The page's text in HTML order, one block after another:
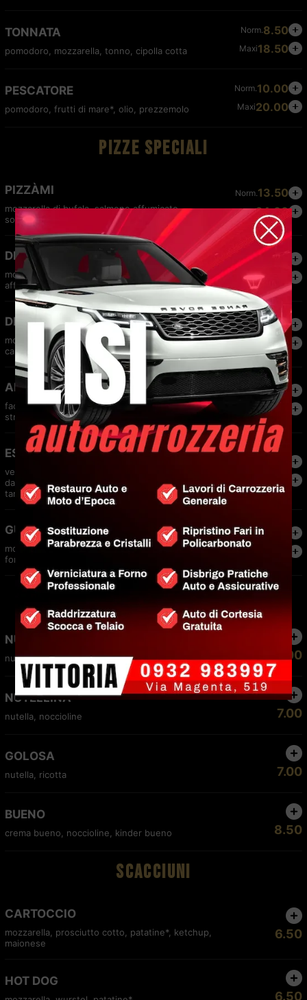
TONNATA
pomodoro, mozzarella, tonno, cipolla cotta
Norm.8.50
Maxi18.50
PESCATORE
pomodoro, frutti di mare*, olio, prezzemolo
Norm.10.00
Maxi20.00
PIZZE SPECIALI
PIZZÀMI
mozzarella di bufala, salmone affumicato,
soncino, philadelphia, granella di pistacchio
Norm.13.50
Maxi24.00
DELICATA
mozzarella, crema di carciofi, porcini, provola
affumicata, guanciale, fonduta di pecorino
Norm.11.00
Maxi19.00
DECISA
mozzarella, radicchio, speck infornato, cipolla
caramellata, stracciatella di bufala
Norm.12.00
Maxi 22.00
AFFUMICATA
faccia di vecchia, salmone affumicato, rucola,
stracciatella di bufala, pepe rosa
Norm.12.00
22.00
ESTIVA
vellutata di datterino giallo, stracciatella di
datterino, prosciutto crudo, pesto di basilico,
tarallo sbriciolato
22.00
GUSTOSA
mozzarella, porcini, guanciale, peperone crusco,
fonduta di pecorino
Norm.12.00
Maxi
PIZZE DOLCI
NUTELLA
nutella 6.00
NUTELLINA
nutella, noccioline 7.00
GOLOSA
nutella, ricotta 7.00
BUENO
crema bueno, noccioline, kinder bueno 8.50
SCACCIUNI
CARTOCCIO
mozzarella, prosciutto cotto, patatine*, ketchup,
maionese
6.50
HOT DOG
6.50